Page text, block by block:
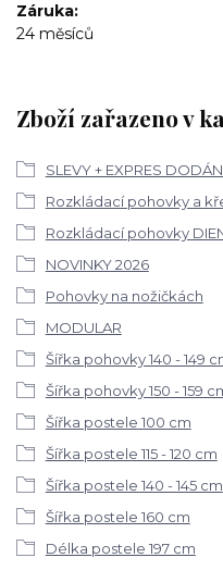
Záruka
24 měsíců
Zboží zařazeno v
SLEVY + EXPRES
Rozkládací pohovky a
Rozkládací pohovky
NOVINKY 2026
Pohovky na nožičkách
MODULAR
Šířka pohovky 140 - 149
Šířka pohovky 150 - 159
Šířka postele 100 cm
Šířka postele 115 - 120 cm
Šířka postele 140 - 145 cm
Šířka postele 160 cm
Délka postele 197 cm